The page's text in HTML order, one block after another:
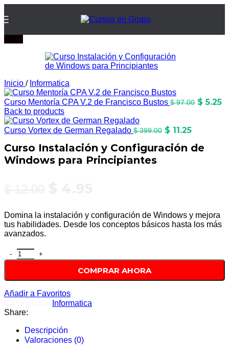
Inicio / Informatica
Curso Mentoría CPA V.2 de Francisco Bustos $97.00 $ 5.25
Back to products
Curso Vortex de German Regalado $399.00 $ 11.25
Curso Instalación y Configuración de
Windows para Principiantes
Domina la instalación y configuración de Windows y mejora
tus habilidades. Desde los conceptos básicos hasta los más
avanzados.
COMPRAR AHORA
Añadir a Favoritos
Informatica
Share:
Descripción
Valoraciones (0)